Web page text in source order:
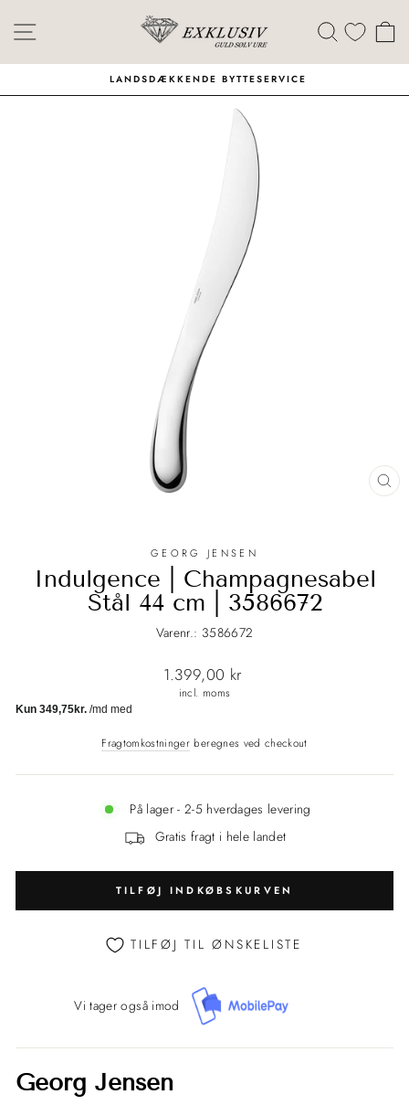
Søg
LANDSDÆKKENDE BYTTESERVICE
GEORG JENSEN
Indulgence | Champagnesabel
Stål 44 cm | 3586672
Varenr.: 3586672
Normalpris
1.399,00 kr
incl. moms
Fragtomkostninger beregnes ved checkout
På lager - 2-5 hverdages levering
Gratis fragt i hele landet
TILFØJ INDKØBSKURVEN
TILFØJ TIL ØNSKELISTE
Vi tager også imod
Georg Jensen